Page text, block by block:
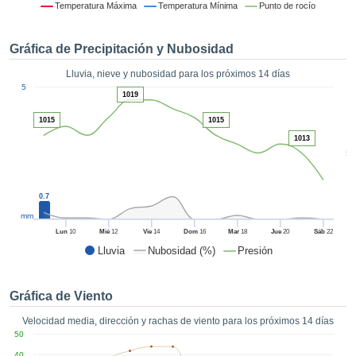
nuestra
sin coste.
de todas
ya sean
así como
un perfil
para
CONTINUAR
Temperatura Máxima Temperatura Mínima Punto de rocío
Gráfica de Precipitación y Nubosidad
Lluvia, nieve y nubosidad para los próximos 14 días
Lluvia Nubosidad (%) Presión
50
Lun 10 Mié 12 Vie 14 Dom16 Mar18 Jue 20 Sáb22
5
mm
0.7
1015
1019
1015
1013
Gráfica de Viento
Velocidad media, dirección y rachas de viento para los próximos 14 días
50